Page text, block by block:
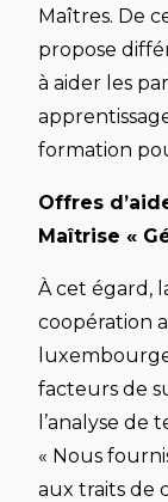
Maîtres. De
propose
à aider les
formation
Offres
Maîtrise «
À cet égard,
coopération
facteurs de
l’analyse de
« Nous
aux traits de